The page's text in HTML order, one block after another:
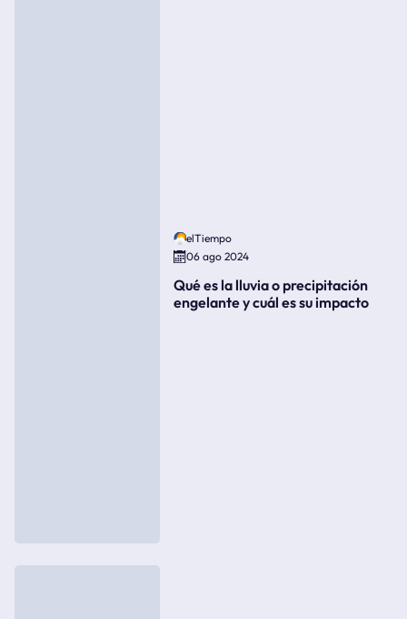
elTiempo
06 ago 2024
Qué es la lluvia o precipitación
engelante y cuál es su impacto